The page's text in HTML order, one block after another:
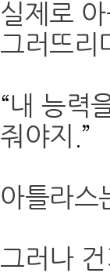
실제로
그러뜨리
“내 능력
줘야지
.”
아틀라스
그러나